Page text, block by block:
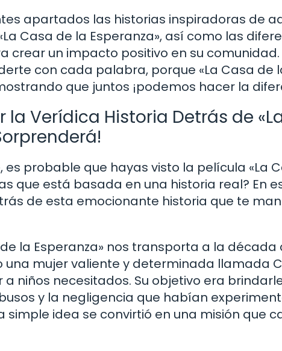
apartados las historias inspiradoras de
Casa de la Esperanza», así como las
crear un impacto positivo en su
con cada palabra, porque «La Casa de
que juntos ¡podemos hacer la
la Verídica Historia Detrás de
es probable que hayas visto la película «La
que está basada en una historia real? En
de esta emocionante historia que te
la Esperanza» nos transporta a la década
una mujer valiente y determinada llamada
niños necesitados. Su objetivo era
y la negligencia que habían
simple idea se convirtió en una misión que